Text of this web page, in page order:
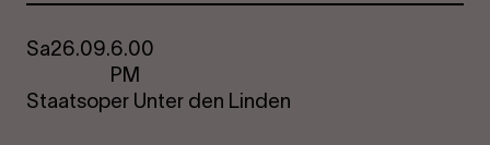
Sa26.09.6.00
PM
Staatsoper Unter den Linden